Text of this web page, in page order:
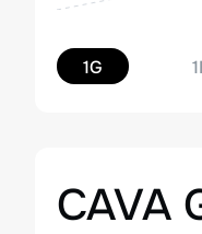
1G
CAVA